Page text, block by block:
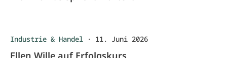
Industrie & Handel · 11. Juni 2026